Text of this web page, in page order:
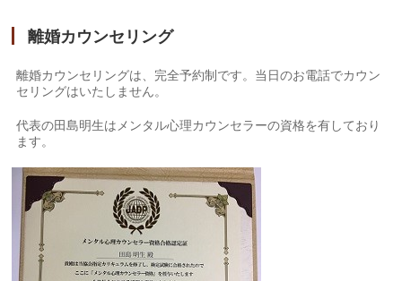
離婚カウンセリング
離婚カウンセリングは、完全予約制です。当日のお電話でカウン
セリングはいたしません。
代表の田島明生はメンタル心理カウンセラーの資格を有しており
ます。